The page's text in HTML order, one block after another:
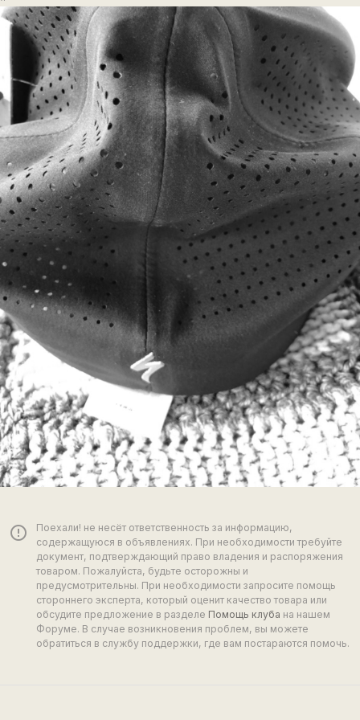
error_outline
Поехали! не несёт ответственность за информацию,
содержащуюся в объявлениях. При необходимости требуйте
документ, подтверждающий право владения и распоряжения
товаром. Пожалуйста, будьте осторожны и
предусмотрительны. При необходимости запросите помощь
стороннего эксперта, который оценит качество товара или
обсудите предложение в разделе Помощь клуба на нашем
Форуме. В случае возникновения проблем, вы можете
обратиться в службу поддержки, где вам постараются помочь.